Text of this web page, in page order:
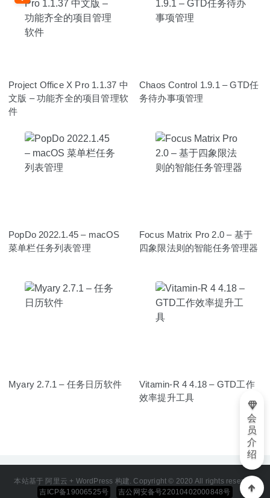
Project Office X Pro 1.1.37 中
文版 – 功能齐全的项目管理软
件
Chaos Control 1.9.1 – GTD任
务待办事项管理
PopDo 2022.1.45 – macOS
菜单栏任务列表管理
Focus Matrix Pro 2.0 – 基于
四象限法则的智能任务管理器
Myary 2.7.1 – 任务日历软件
Vitamin-R 4 4.18 – GTD工作
效率提升工具
本站基于 阿里云 + WordPress 构建. Copyright © 2020 All rights reserved
吉ICP备19006525号
吉公网安备号22010402000848号
会
员
介
绍